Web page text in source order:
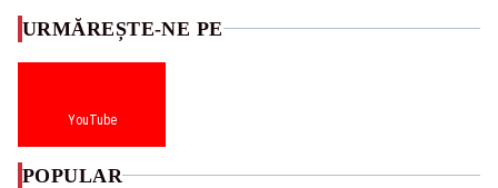
URMĂREȘTE-NE PE
YouTube
POPULAR